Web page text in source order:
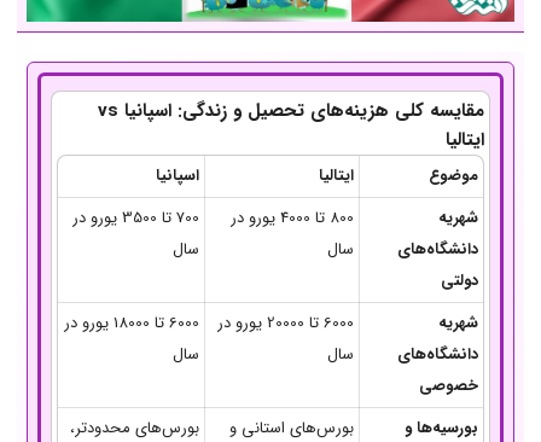
مقایسه کلی هزینه‌های تحصیل و زندگی: اسپانیا vs
ایتالیا
موضوع ایتالیا
اسپانیا
شهریه
دانشگاه‌های
دولتی
800 تا 4000 یورو در
سال
700 تا 3500 یورو در
سال
شهریه
دانشگاه‌های
خصوصی
6000 تا 20000 یورو در
سال
6000 تا 18000 یورو در
سال
بورسیه‌ها و بورس‌های استانی و بورس‌های محدودتر،